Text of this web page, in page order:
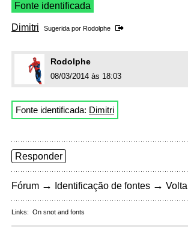
Fonte identificada
Dimitri Sugerida por Rodolphe
Rodolphe
08/03/2014 às 18:03
Fonte identificada: Dimitri
Responder
Fórum → Identificação de fontes →
Links: On snot and fonts